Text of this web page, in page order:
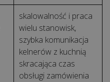
skalowalność i praca
wielu stanowisk,
szybka komunikacja
kelnerów z kuchnią
skracająca czas
obsługi zamówienia